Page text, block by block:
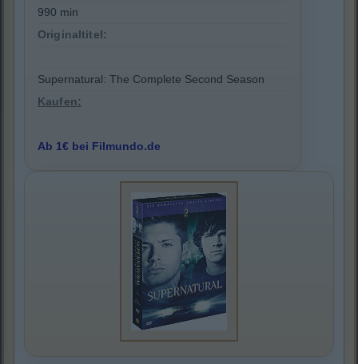
990 min
Originaltitel:
Supernatural: The Complete Second Season
Kaufen:
Ab 1€ bei Filmundo.de